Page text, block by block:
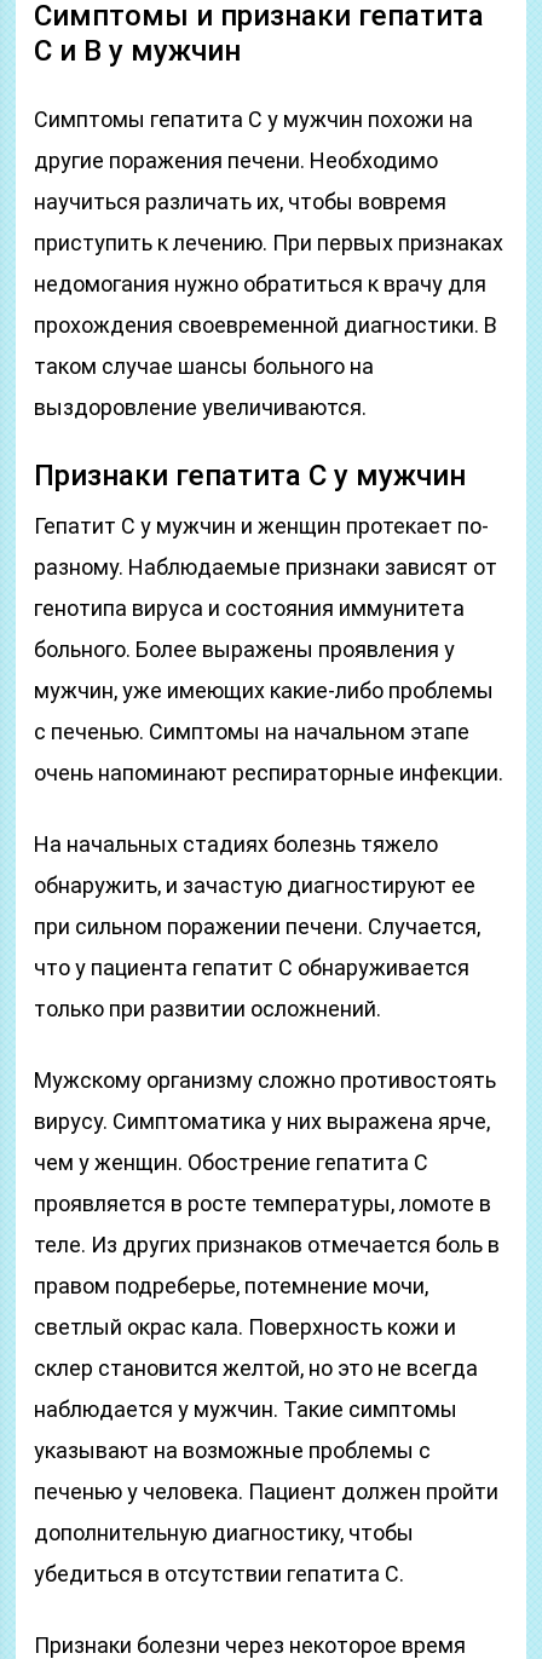
Симптомы и признаки гепатита
С и В у мужчин
Симптомы гепатита C у мужчин похожи на
другие поражения печени. Необходимо
научиться различать их, чтобы вовремя
приступить к лечению. При первых признаках
недомогания нужно обратиться к врачу для
прохождения своевременной диагностики. В
таком случае шансы больного на
выздоровление увеличиваются.
Признаки гепатита С у мужчин
Гепатит С у мужчин и женщин протекает по-
разному. Наблюдаемые признаки зависят от
генотипа вируса и состояния иммунитета
больного. Более выражены проявления у
мужчин, уже имеющих какие-либо проблемы
с печенью. Симптомы на начальном этапе
очень напоминают респираторные инфекции.
На начальных стадиях болезнь тяжело
обнаружить, и зачастую диагностируют ее
при сильном поражении печени. Случается,
что у пациента гепатит С обнаруживается
только при развитии осложнений.
Мужскому организму сложно противостоять
вирусу. Симптоматика у них выражена ярче,
чем у женщин. Обострение гепатита С
проявляется в росте температуры, ломоте в
теле. Из других признаков отмечается боль в
правом подреберье, потемнение мочи,
светлый окрас кала. Поверхность кожи и
склер становится желтой, но это не всегда
наблюдается у мужчин. Такие симптомы
указывают на возможные проблемы с
печенью у человека. Пациент должен пройти
дополнительную диагностику, чтобы
убедиться в отсутствии гепатита С.
Признаки болезни через некоторое время